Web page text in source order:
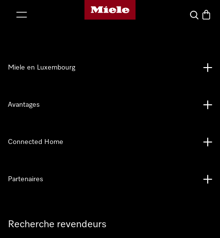
Page d'accueil de Miele
Panier
Recherche revendeurs
Miele en Luxembourg
Avantages
Connected Home
Partenaires